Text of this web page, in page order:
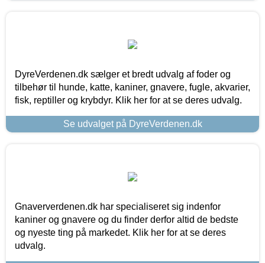
DyreVerdenen.dk sælger et bredt udvalg af foder og
tilbehør til hunde, katte, kaniner, gnavere, fugle, akvarier,
fisk, reptiller og krybdyr. Klik her for at se deres udvalg.
Se udvalget på DyreVerdenen.dk
Gnaververdenen.dk har specialiseret sig indenfor
kaniner og gnavere og du finder derfor altid de bedste
og nyeste ting på markedet. Klik her for at se deres
udvalg.